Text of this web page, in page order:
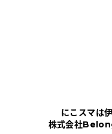
にこスマについて
にこスマは
株式会社